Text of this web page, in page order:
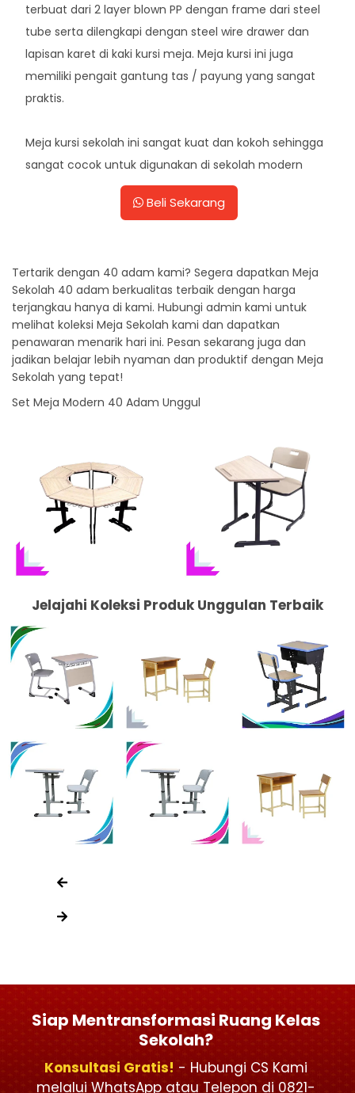
terbuat dari 2 layer blown PP dengan frame dari steel
tube serta dilengkapi dengan steel wire drawer dan
lapisan karet di kaki kursi meja. Meja kursi ini juga
memiliki pengait gantung tas / payung yang sangat
praktis.
Meja kursi sekolah ini sangat kuat dan kokoh sehingga
sangat cocok untuk digunakan di sekolah modern
Beli Sekarang
Tertarik dengan 40 adam kami? Segera dapatkan Meja
Sekolah 40 adam berkualitas terbaik dengan harga
terjangkau hanya di kami. Hubungi admin kami untuk
melihat koleksi Meja Sekolah kami dan dapatkan
penawaran menarik hari ini. Pesan sekarang juga dan
jadikan belajar lebih nyaman dan produktif dengan Meja
Sekolah yang tepat!
Set Meja Modern 40 Adam Unggul
Jelajahi Koleksi Produk Unggulan Terbaik
Siap Mentransformasi Ruang Kelas
Sekolah?
Konsultasi Gratis! - Hubungi CS Kami
melalui WhatsApp atau Telepon di 0821-